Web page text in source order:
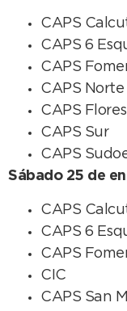
CAPS
CAPS 6
CAPS
CAPS Norte
CAPS
CAPS Sur
CAPS
Sábado 25 de
CAPS
CAPS 6
CAPS
CIC
CAPS San